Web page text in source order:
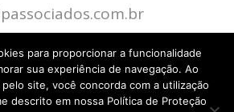
Consultoria Empresarial
para proporcionar a funcionalidade
sua experiência de navegação. Ao
site, você concorda com a utilização
descrito em nossa Política de Proteção